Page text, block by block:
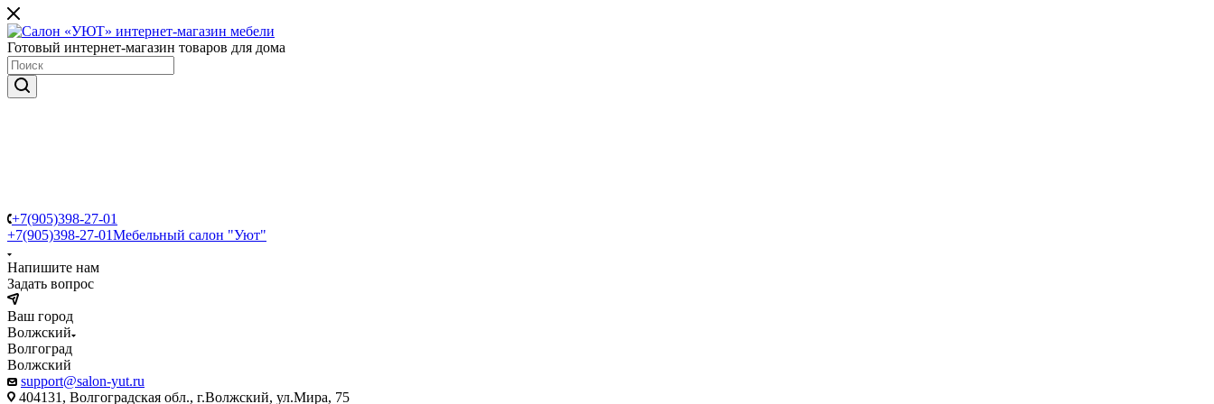
Готовый интернет-магазин товаров для дома
+7(905)398-27-01
+7(905)398-27-01Мебельный салон "Уют"
Напишите нам
Задать вопрос
Ваш город
Волжский
Волгоград
Волжский
support@salon-yut.ru
404131, Волгоградская обл., г.Волжский, ул.Мира, 75